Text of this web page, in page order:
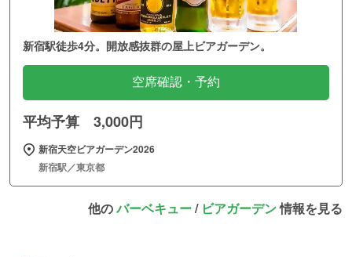
新宿駅徒歩4分。開放感抜群の屋上ビアガーデン。
空席確認・予約
平均予算 3,000円
新宿天空ビアガーデン2026
新宿駅／東京都
他のバーベキュー/ ビアガーデン情報を見る